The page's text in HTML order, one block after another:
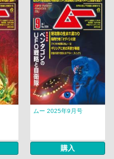
ムー 2025年9月号
購入